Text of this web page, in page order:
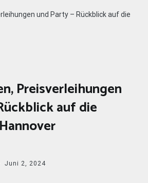
und Party – Rückblick auf die
Preisverleihungen
auf die
Juni 2, 2024